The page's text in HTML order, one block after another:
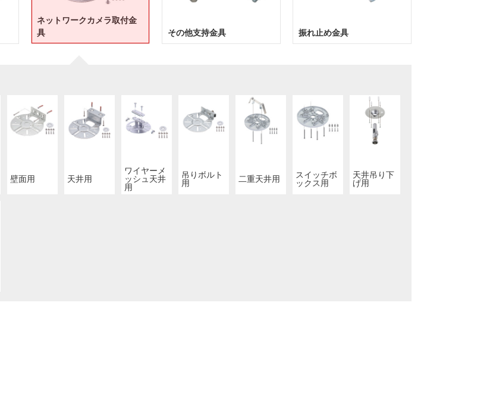
ネットワークカメラ取付金
具
壁面用 天井用
ワイヤーメ
ッシュ天井
用
吊りボルト
用
二重天井用
スイッチボ
ックス用
天井吊り下
げ用
その他支持金具 振れ止め金具